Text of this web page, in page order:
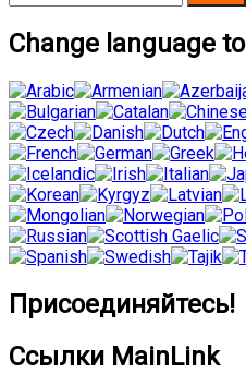
Change language to
Присоединяйтесь!
Ссылки MainLink